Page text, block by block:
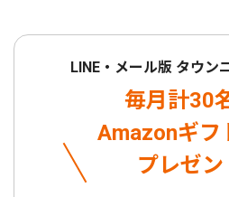
LINE・メール版 タウン
毎月計30
Amazonギフ
プレゼン